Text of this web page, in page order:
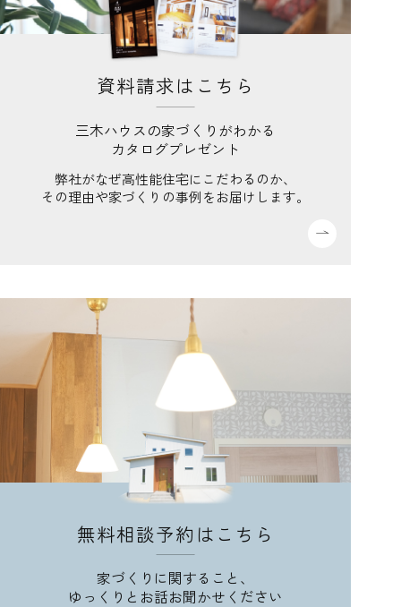
資料請求はこちら
三木ハウスの家づくりがわかる
カタログプレゼント
弊社がなぜ高性能住宅にこだわるのか、
その理由や家づくりの事例をお届けします。
無料相談予約はこちら
家づくりに関すること、
ゆっくりとお話お聞かせください